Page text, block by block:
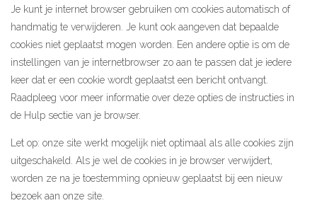
Je kunt je internet browser gebruiken om cookies automatisch of
handmatig te verwijderen. Je kunt ook aangeven dat bepaalde
cookies niet geplaatst mogen worden. Een andere optie is om de
instellingen van je internetbrowser zo aan te passen dat je iedere
keer dat er een cookie wordt geplaatst een bericht ontvangt.
Raadpleeg voor meer informatie over deze opties de instructies in
de Hulp sectie van je browser.
Let op: onze site werkt mogelijk niet optimaal als alle cookies zijn
uitgeschakeld. Als je wel de cookies in je browser verwijdert,
worden ze na je toestemming opnieuw geplaatst bij een nieuw
bezoek aan onze site.